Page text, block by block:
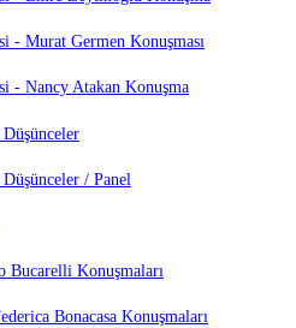
- Murat Germen Konuşması
- Nancy Atakan Konuşma
/ Panel
Bucarelli Konuşmaları
Bonacasa Konuşmaları